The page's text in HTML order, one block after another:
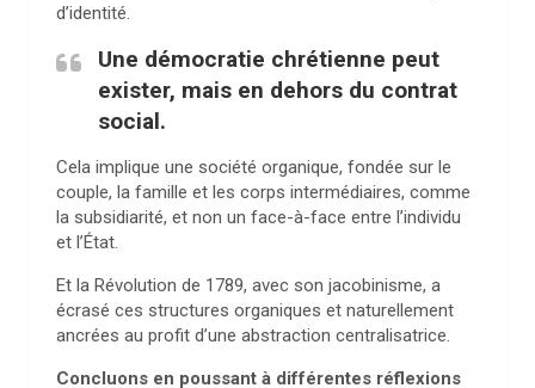
d’identité.
Une démocratie chrétienne peut
exister, mais en dehors du contrat
social.
Cela implique une société organique, fondée sur le
couple, la famille et les corps intermédiaires, comme
la subsidiarité, et non un face-à-face entre l’individu
et l’État.
Et la Révolution de 1789, avec son jacobinisme, a
écrasé ces structures organiques et naturellement
ancrées au profit d’une abstraction centralisatrice.
Concluons en poussant à différentes réflexions